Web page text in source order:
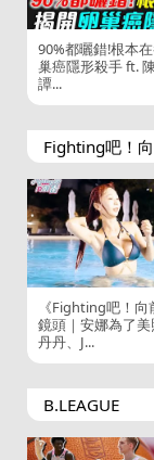
90%都曬錯!根本
巢癌隱形殺手 ft.
譚...
Fighting吧！
《Fighting吧！
鏡頭｜安娜為了
丹丹、J...
B.LEAGUE